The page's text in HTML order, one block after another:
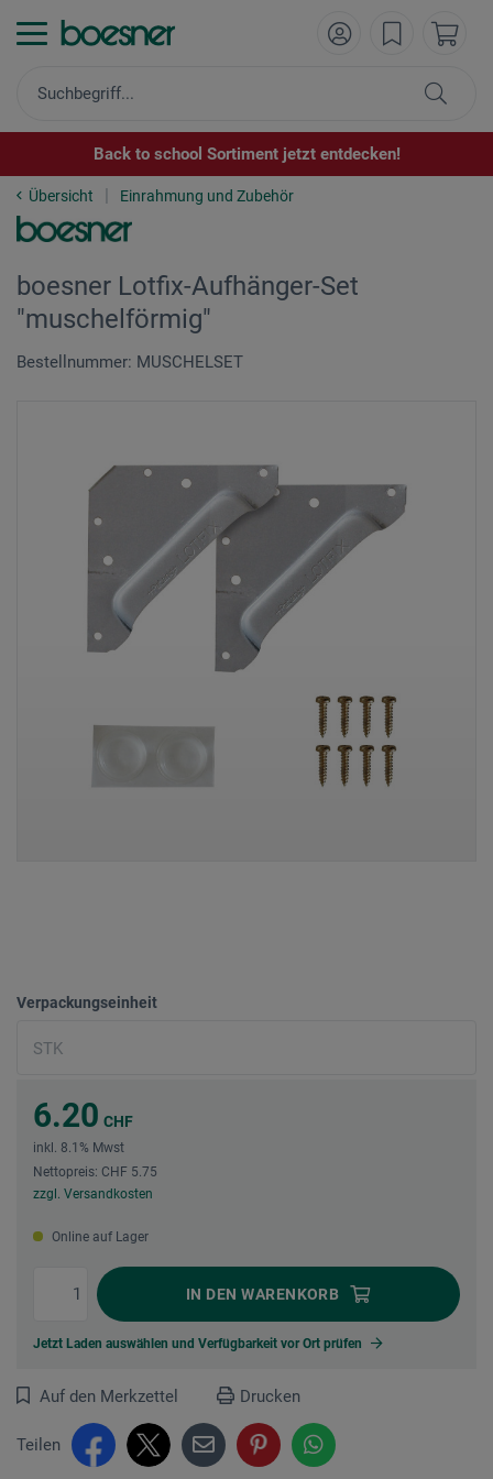
Back to school Sortiment jetzt entdecken!
Übersicht Einrahmung und Zubehör
boesner Lotfix-Aufhänger-Set
"muschelförmig"
Bestellnummer: MUSCHELSET
Verpackungseinheit
6.20 CHF
inkl. 8.1% Mwst
Nettopreis: CHF 5.75
zzgl. Versandkosten
Online auf Lager
IN DEN WARENKORB
Jetzt Laden auswählen und Verfügbarkeit vor Ort prüfen
Auf den Merkzettel Drucken
Teilen